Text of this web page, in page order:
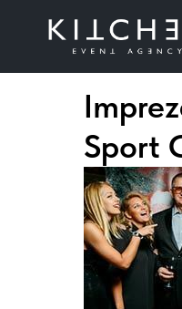
Sport